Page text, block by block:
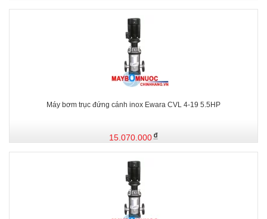
Máy bơm trục đứng cánh inox Ewara CVL 4-19 5.5HP
15.070.000